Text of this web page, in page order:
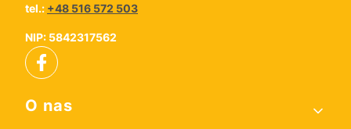
tel.: +48 516 572 503
NIP: 5842317562
Linki w stopce
O nas